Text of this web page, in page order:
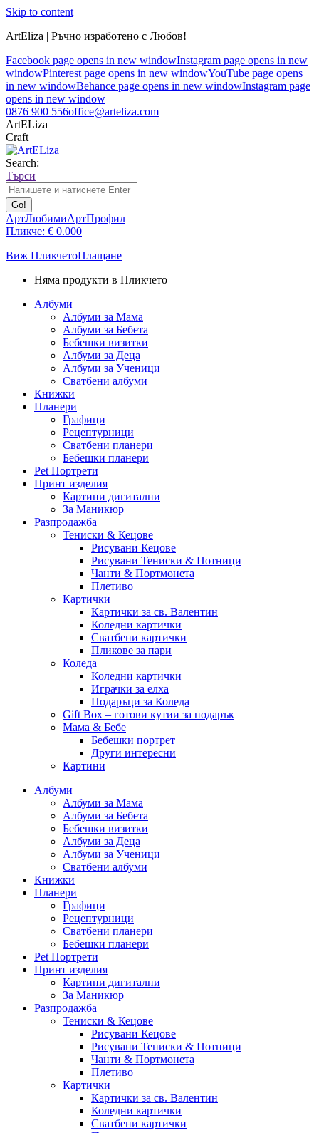
Skip to content
ArtEliza | Ръчно изработено с Любов!
Facebook page opens in new windowInstagram page opens in new
windowPinterest page opens in new windowYouTube page opens
in new windowBehance page opens in new windowInstagram page
opens in new window
0876 900 556office@arteliza.com
ArtELiza
Craft
Search:
Търси
АртЛюбимиАртПрофил
Пликче: € 0.000
Виж ПликчетоПлащане
Няма продукти в Пликчето
Албуми
Албуми за Мама
Албуми за Бебета
Бебешки визитки
Албуми за Деца
Албуми за Ученици
Сватбени албуми
Книжки
Планери
Графици
Рецептурници
Сватбени планери
Бебешки планери
Pet Портрети
Принт изделия
Картини дигитални
За Маникюр
Разпродажба
Тениски & Кецове
Рисувани Кецове
Рисувани Тениски & Потници
Чанти & Портмонета
Плетиво
Картички
Картички за св. Валентин
Коледни картички
Сватбени картички
Пликове за пари
Коледа
Коледни картички
Играчки за елха
Подаръци за Коледа
Gift Box – готови кутии за подарък
Мама & Бебе
Бебешки портрет
Други интересни
Картини
Албуми
Албуми за Мама
Албуми за Бебета
Бебешки визитки
Албуми за Деца
Албуми за Ученици
Сватбени албуми
Книжки
Планери
Графици
Рецептурници
Сватбени планери
Бебешки планери
Pet Портрети
Принт изделия
Картини дигитални
За Маникюр
Разпродажба
Тениски & Кецове
Рисувани Кецове
Рисувани Тениски & Потници
Чанти & Портмонета
Плетиво
Картички
Картички за св. Валентин
Коледни картички
Сватбени картички